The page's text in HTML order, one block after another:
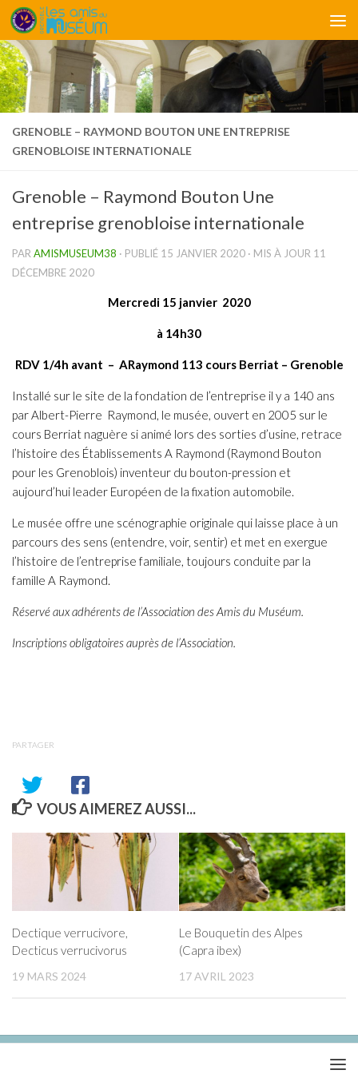
Skip to content
GRENOBLE – RAYMOND BOUTON UNE ENTREPRISE
GRENOBLOISE INTERNATIONALE
Grenoble – Raymond Bouton Une
entreprise grenobloise internationale
PAR AMISMUSEUM38 · PUBLIÉ 15 JANVIER 2020 · MIS À JOUR 11
DÉCEMBRE 2020
Mercredi 15 janvier 2020
à 14h30
RDV 1/4h avant – ARaymond 113 cours Berriat – Grenoble
Installé sur le site de la fondation de l’entreprise il y a 140 ans
par Albert-Pierre Raymond, le musée, ouvert en 2005 sur le
cours Berriat naguère si animé lors des sorties d’usine, retrace
l’histoire des Établissements A Raymond (Raymond Bouton
pour les Grenoblois) inventeur du bouton-pression et
aujourd’hui leader Européen de la fixation automobile.
Le musée offre une scénographie originale qui laisse place à un
parcours des sens (entendre, voir, sentir) et met en exergue
l’histoire de l’entreprise familiale, toujours conduite par la
famille A Raymond.
Réservé aux adhérents de l’Association des Amis du Muséum.
Inscriptions obligatoires auprès de l’Association.
PARTAGER
VOUS AIMEREZ AUSSI...
Dectique verrucivore,
Decticus verrucivorus
19 MARS 2024
Le Bouquetin des Alpes
(Capra ibex)
17 AVRIL 2023